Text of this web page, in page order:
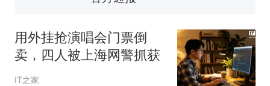
回大海 目击者直呼震惊 （视频
来源：参考消息）
热
西班牙飞地休达边境，摩洛
哥士兵搬起大石块投向移民引
争议，此前一天内数万人从摩
用外挂抢演唱会门票倒
卖，四人被上海网警抓获
IT之家